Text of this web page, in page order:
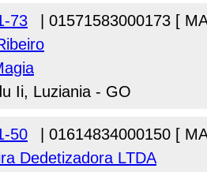
73
| 01571583000173 [
Ii, Luziania - GO
50
| 01614834000150 [
Dedetizadora LTDA